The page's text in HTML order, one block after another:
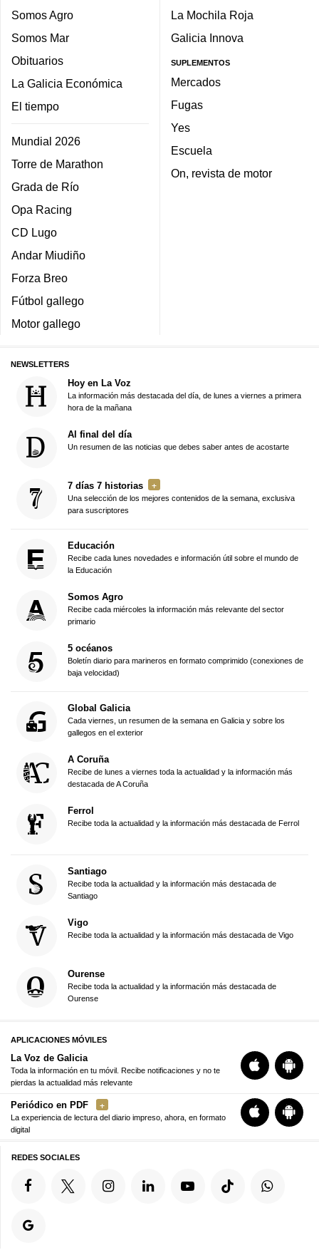
Somos Agro
Somos Mar
Obituarios
La Galicia Económica
El tiempo
Mundial 2026
Torre de Marathon
Grada de Río
Opa Racing
CD Lugo
Andar Miudiño
Forza Breo
Fútbol gallego
Motor gallego
La Mochila Roja
Galicia Innova
SUPLEMENTOS
Mercados
Fugas
Yes
Escuela
On, revista de motor
NEWSLETTERS
Hoy en La Voz
La información más destacada del día, de lunes a viernes a primera
hora de la mañana
Al final del día
Un resumen de las noticias que debes saber antes de acostarte
7 días 7 historias
Una selección de los mejores contenidos de la semana, exclusiva
para suscriptores
Educación
Recibe cada lunes novedades e información útil sobre el mundo de
la Educación
Somos Agro
Recibe cada miércoles la información más relevante del sector
primario
5 océanos
Boletín diario para marineros en formato comprimido (conexiones de
baja velocidad)
Global Galicia
Cada viernes, un resumen de la semana en Galicia y sobre los
gallegos en el exterior
A Coruña
Recibe de lunes a viernes toda la actualidad y la información más
destacada de A Coruña
Ferrol
Recibe toda la actualidad y la información más destacada de Ferrol
Santiago
Recibe toda la actualidad y la información más destacada de
Santiago
Vigo
Recibe toda la actualidad y la información más destacada de Vigo
Ourense
Recibe toda la actualidad y la información más destacada de
Ourense
APLICACIONES MÓVILES
La Voz de Galicia
Toda la información en tu móvil. Recibe notificaciones y no te
pierdas la actualidad más relevante
Periódico en PDF
La experiencia de lectura del diario impreso, ahora, en formato
digital
REDES SOCIALES